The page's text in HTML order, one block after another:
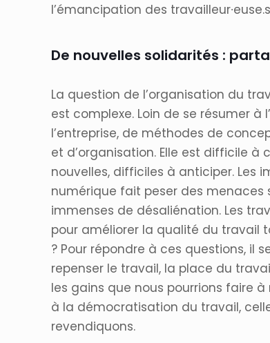
l’émancipation des
De nouvelles solidarités :
La question de l’organisation du
est complexe. Loin de se résumer
l’entreprise, de méthodes de
et d’organisation. Elle est difficile
nouvelles, difficiles à anticiper. Les
numérique fait peser des menaces
immenses de désaliénation. Les
pour améliorer la qualité du travail
? Pour répondre à ces questions,
repenser le travail, la place du
les gains que nous pourrions faire
à la démocratisation du travail,
revendiquons.